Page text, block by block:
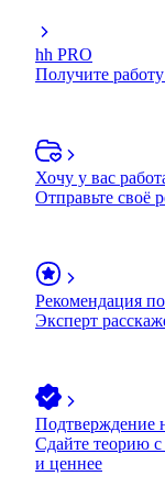
hh PRO
Получите
Хочу у вас
Отправьте своё
Рекомендация
Эксперт
Подтверждение
Сдайте теорию с
и ценнее